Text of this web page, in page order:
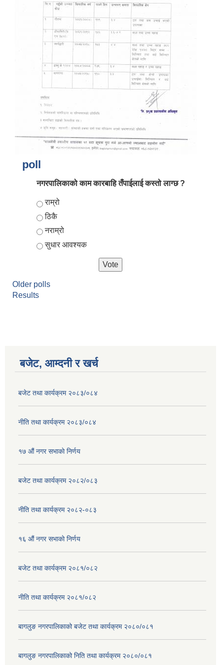
poll
नगरपालिकाको काम कारबाहि तँपाईलाई कस्तो लाग्छ ?
Choices
राम्रो
ठिकै
नराम्रो
सुधार आवश्यक
Older polls
Results
बजेट, आम्दनी र खर्च
बजेट तथा कार्यक्रम २०८३/०८४
नीति तथा कार्यक्रम २०८३/०८४
१७ ‌‍औं नगर सभाकाे निर्णय
बजेट तथा कार्यक्रम २०८२/०८३
नीति तथा कार्यक्रम २०८२-०८३
१६ ‌औं नगर सभाकाे निर्णय
बजेट तथा कार्यक्रम २०८१/०८२
नीति तथा कार्यक्रम २०८१/०८२
बागलुङ नगरपालिकाको बजेट तथा कार्यक्रम २०८०/०८१
बागलुङ नगरपालिकाको निति तथा कार्यक्रम २०८०/०८१